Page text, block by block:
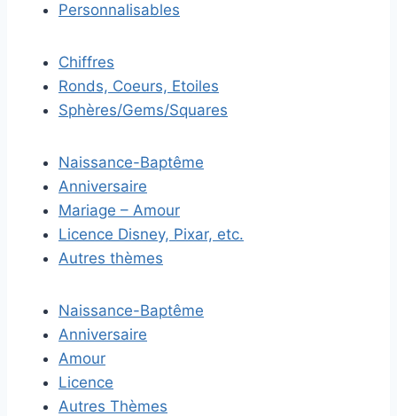
Personnalisables
Chiffres
Ronds, Coeurs, Etoiles
Sphères/Gems/Squares
Naissance-Baptême
Anniversaire
Mariage – Amour
Licence Disney, Pixar, etc.
Autres thèmes
Naissance-Baptême
Anniversaire
Amour
Licence
Autres Thèmes